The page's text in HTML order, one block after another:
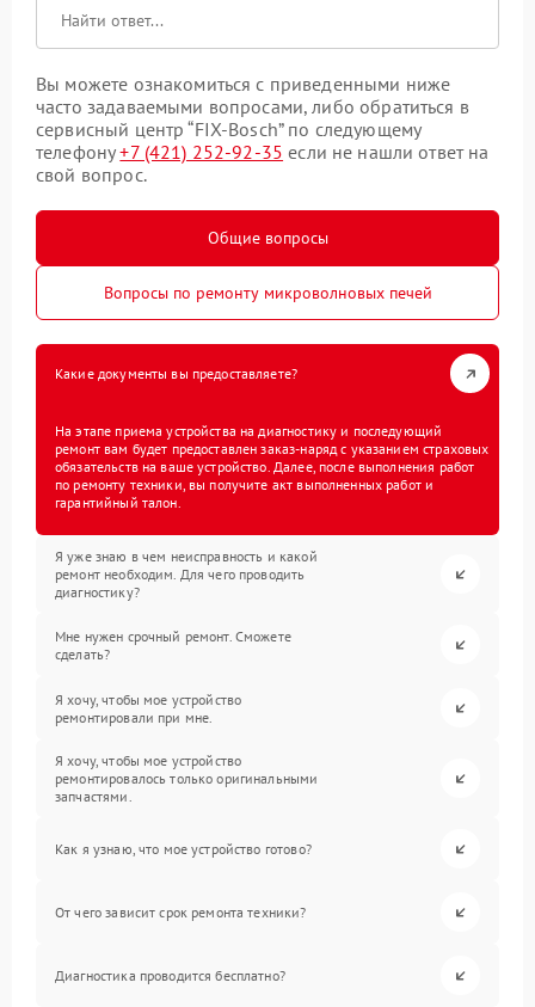
Вы можете ознакомиться с приведенными ниже
часто задаваемыми вопросами, либо обратиться в
сервисный центр “FIX-Bosch” по следующему
телефону+7 (421) 252-92-35 если не нашли ответ на
свой вопрос.
Общие вопросы
Вопросы по ремонту микроволновых печей
Какие документы вы предоставляете?
На этапе приема устройства на диагностику и последующий
ремонт вам будет предоставлен заказ-наряд с указанием страховых
обязательств на ваше устройство. Далее, после выполнения работ
по ремонту техники, вы получите акт выполненных работ и
гарантийный талон.
Я уже знаю в чем неисправность и какой
ремонт необходим. Для чего проводить
диагностику?
Мне нужен срочный ремонт. Сможете
сделать?
Я хочу, чтобы мое устройство
ремонтировали при мне.
Я хочу, чтобы мое устройство
ремонтировалось только оригинальными
запчастями.
Как я узнаю, что мое устройство готово?
От чего зависит срок ремонта техники?
Диагностика проводится бесплатно?